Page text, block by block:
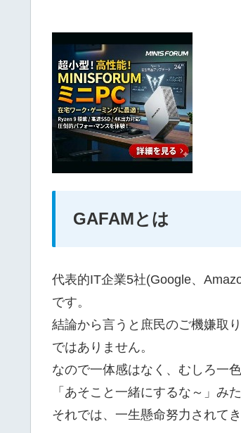
GAFAMとは
代表的IT企業5社(Google、
です。
結論から言うと庶民のご機嫌取
ではありません。
なので一体感はなく、むしろ一
「あそこと一緒にするな～」みた
それでは、一生懸命努力されて